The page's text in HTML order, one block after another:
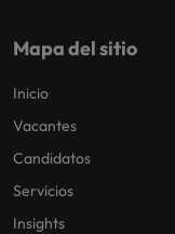
Mapa del sitio
Inicio
Vacantes
Candidatos
Servicios
Insights